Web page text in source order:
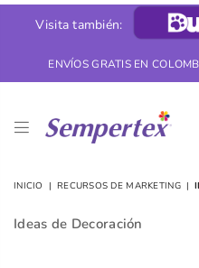
Visita también:
ENVÍOS GRATIS EN
SEMPERTEX
INICIO | RECURSOS DE MARKETING |
Ideas de Decoración